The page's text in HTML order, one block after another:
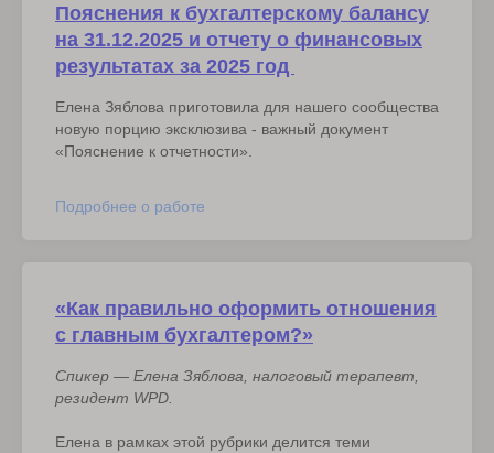
Пояснения к бухгалтерскому балансу
на 31.12.2025 и отчету о финансовых
результатах за 2025 год
Елена Зяблова приготовила для нашего сообщества
новую порцию эксклюзива - важный документ
«Пояснение к отчетности».
Подробнее о работе
«Как правильно оформить отношения
с главным бухгалтером?»
Спикер — Елена Зяблова, налоговый терапевт,
резидент WPD.
Елена в рамках этой рубрики делится теми